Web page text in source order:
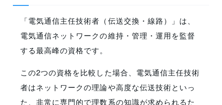
「電気通信主任技術者（伝送交換・線路）」は、
電気通信ネットワークの維持・管理・運用を監督
する最高峰の資格です。
この2つの資格を比較した場合、電気通信主任技術
者はネットワークの理論や高度な伝送技術といっ
た、非常に専門的で理数系の知識が求められるた